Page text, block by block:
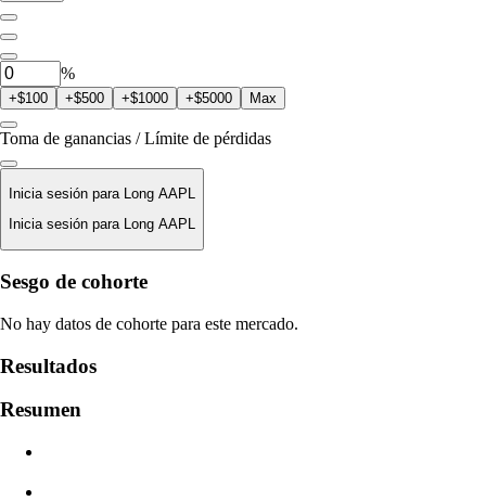
0AAPL
%
+$100 +$500 +$1000 +$5000 Max
Toma de ganancias / Límite de pérdidas
Inicia sesión para Long AAPL
Inicia sesión para Long AAPL
Precio De Liquidación
N/D
Est: 0.00% / Máx 8%
Sesgo de cohorte
No hay datos de cohorte para este mercado.
Resultados
Resumen